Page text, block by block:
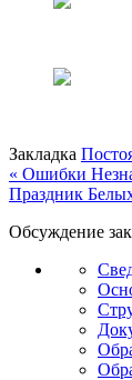
Закладка
« Ошибки
Праздник
Обсуждение